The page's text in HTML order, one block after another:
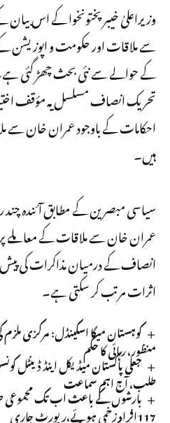
وزیراعلیٰ خیبرپختونخوا کے اس
سے ملاقات اور حکومت و اپوزیشن
کے حوالے سے نئی بحث چھڑ گئی
تحریک انصاف مسلسل یہ مؤقف
احکامات کے باوجود عمران خان سے
ہیں۔
سیاسی مبصرین کے مطابق آئندہ
عمران خان سے ملاقات کے معاملے
انصاف کے درمیان مذاکرات کی
اثرات مرتب کر سکتی ہے۔
کوہستان میگا اسکینڈل: مرکزی
منظور، رہائی کا حکم
طلب، آج اہم سماعت
117افراد زخمی ہوئے،رپورٹ جاری